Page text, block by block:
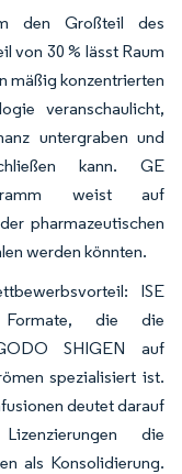
den Großteil des
von 30 % lässt Raum
mäßig konzentrierten
veranschaulicht,
untergraben und
kann. GE
weist auf
pharmazeutischen
werden könnten.
ISE
Formate, die die
SHIGEN auf
spezialisiert ist.
deutet darauf
die
als Konsolidierung.